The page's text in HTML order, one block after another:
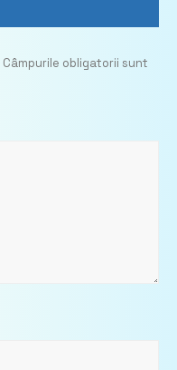
Câmpurile obligatorii sunt